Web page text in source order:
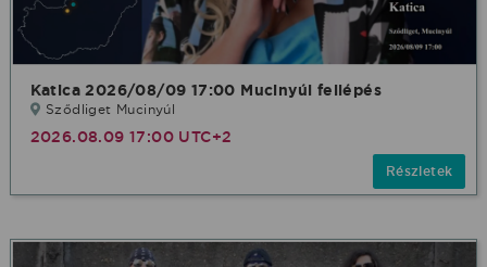
Katica 2026/08/09 17:00 Mucinyúl fellépés
Sződliget Mucinyúl
2026.08.09 17:00 UTC+2
Részletek